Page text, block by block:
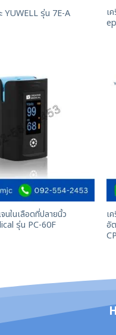
YUWELL รุ่น 7E-A
เ
นในเลือดที่ปลายนิ้ว
รุ่น PC-60F
เ
อั